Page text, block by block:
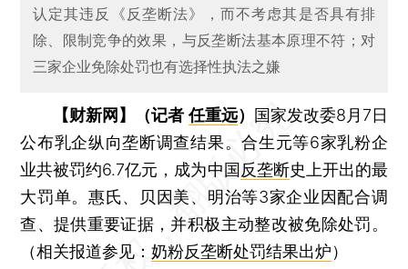
认定其违反《反垄断法》，而不考虑其是否具有排
除、限制竞争的效果，与反垄断法基本原理不符；对
三家企业免除处罚也有选择性执法之嫌
【财新网】（记者任重远）
国家发改委8月7日
公布乳企纵向垄断调查结果。合生元等6家乳粉企
业共被罚约6.7亿元，成为中国 反垄断史上开出的最
大罚单。惠氏、贝因美、明治等3家企业因配合调
查、提供重要证据，并积极主动整改被免除处罚。
（相关报道参见：奶粉反垄断处罚结果出炉）